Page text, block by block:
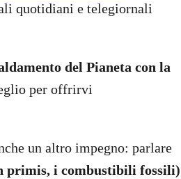
quotidiani e telegiornali
del Pianeta con la
per offrirvi
un altro impegno: parlare
primis, i combustibili fossili)